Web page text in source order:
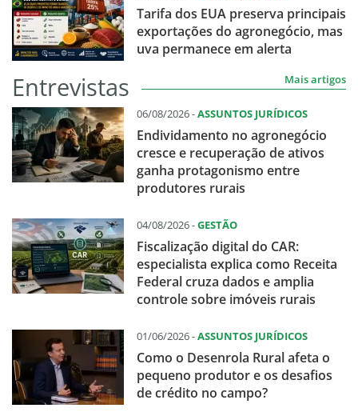
Tarifa dos EUA preserva principais
exportações do agronegócio, mas
uva permanece em alerta
Entrevistas Mais artigos
06/08/2026 -ASSUNTOS JURÍDICOS
Endividamento no agronegócio
cresce e recuperação de ativos
ganha protagonismo entre
produtores rurais
04/08/2026 -GESTÃO
Fiscalização digital do CAR:
especialista explica como Receita
Federal cruza dados e amplia
controle sobre imóveis rurais
01/06/2026 -ASSUNTOS JURÍDICOS
Como o Desenrola Rural afeta o
pequeno produtor e os desafios
de crédito no campo?